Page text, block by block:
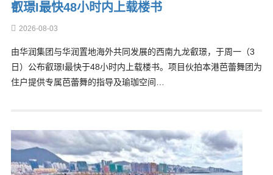
叡璟I最快48小时内上载楼书
2026-08-03
由华润集团与华润置地海外共同发展的西南九龙叡璟，于周一（3
日）公布叡璟I最快于48小时内上载楼书。项目伙拍本港芭蕾舞团为
住户提供专属芭蕾舞的指导及瑜珈空间…